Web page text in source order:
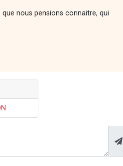
nous pensions connaitre, qui